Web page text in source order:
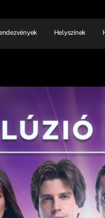
Helyszínek